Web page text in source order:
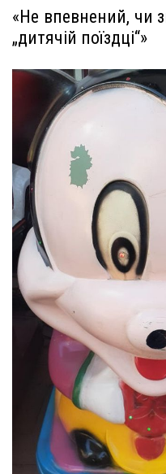
«Не впевнений, чи
„дитячій поїздці“»